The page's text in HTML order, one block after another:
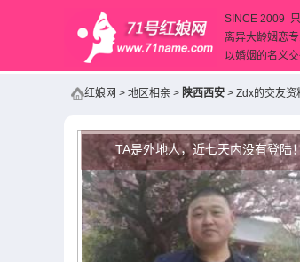
SINCE 2009
离异大龄姻恋
以婚姻的名义
红娘网 > 地区相亲 > 陕西西安 > Zdx的交友资
TA是外地人，近七天内没有登陆